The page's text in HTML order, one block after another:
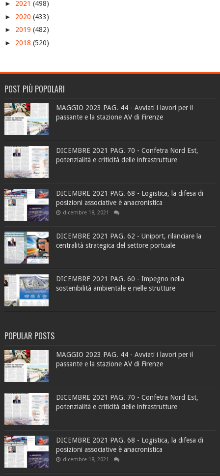
► 2021 (498)
► 2020 (433)
► 2019 (482)
► 2018 (520)
POST PIÙ POPOLARI
MAGGIO 2023 PAG. 44 - Avviati i lavori per il
passante e la stazione AV di Firenze
DICEMBRE 2021 PAG. 70 - Confetra Nord Est,
potenzialità e criticità delle infrastrutture
DICEMBRE 2021 PAG. 68 - Logistica, la difesa di
posizioni associative è anacronistica
dicembre 18, 2021
DICEMBRE 2021 PAG. 62 - Uniport, rilanciare la
centralità strategica del settore portuale
DICEMBRE 2021 PAG. 60 - Impegno nella
sostenibilità ambientale e nelle strutture
POPULAR POSTS
MAGGIO 2023 PAG. 44 - Avviati i lavori per il
passante e la stazione AV di Firenze
DICEMBRE 2021 PAG. 70 - Confetra Nord Est,
potenzialità e criticità delle infrastrutture
DICEMBRE 2021 PAG. 68 - Logistica, la difesa di
posizioni associative è anacronistica
dicembre 18, 2021